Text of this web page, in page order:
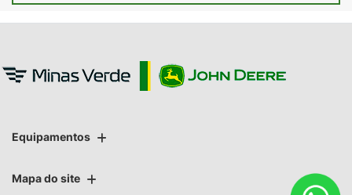
Equipamentos
Mapa do site